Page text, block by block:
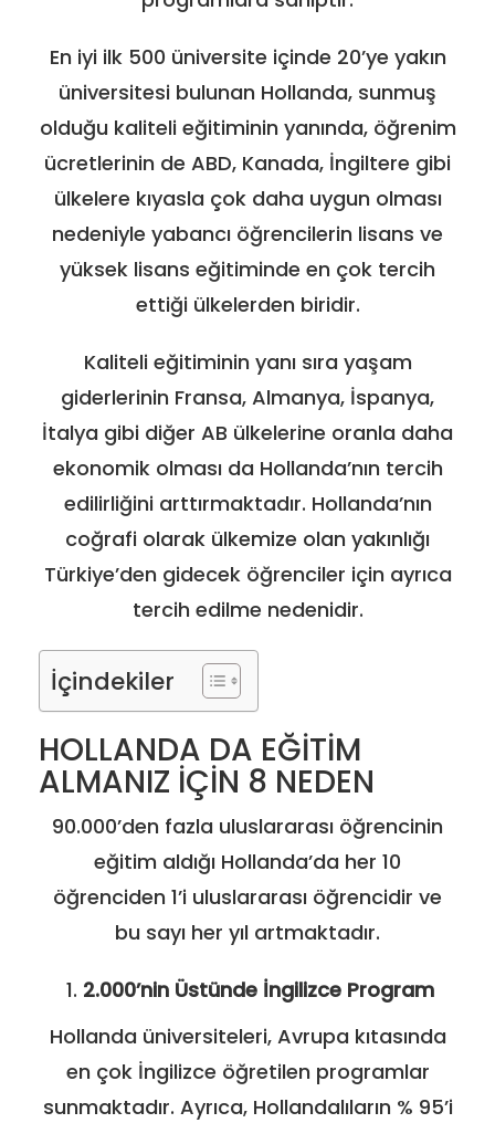
En iyi ilk 500 üniversite içinde 20’ye yakın
üniversitesi bulunan Hollanda, sunmuş
olduğu kaliteli eğitiminin yanında, öğrenim
ücretlerinin de ABD, Kanada, İngiltere gibi
ülkelere kıyasla çok daha uygun olması
nedeniyle yabancı öğrencilerin lisans ve
yüksek lisans eğitiminde en çok tercih
ettiği ülkelerden biridir.
Kaliteli eğitiminin yanı sıra yaşam
giderlerinin Fransa, Almanya, İspanya,
İtalya gibi diğer AB ülkelerine oranla daha
ekonomik olması da Hollanda’nın tercih
edilirliğini arttırmaktadır. Hollanda’nın
coğrafi olarak ülkemize olan yakınlığı
Türkiye’den gidecek öğrenciler için ayrıca
tercih edilme nedenidir.
İçindekiler
HOLLANDA DA EĞİTİM
ALMANIZ İÇİN 8 NEDEN
90.000’den fazla uluslararası öğrencinin
eğitim aldığı Hollanda’da her 10
öğrenciden 1’i uluslararası öğrencidir ve
bu sayı her yıl artmaktadır.
2.000’nin Üstünde İngilizce Program
Hollanda üniversiteleri, Avrupa kıtasında
en çok İngilizce öğretilen programlar
sunmaktadır. Ayrıca, Hollandalıların % 95’i